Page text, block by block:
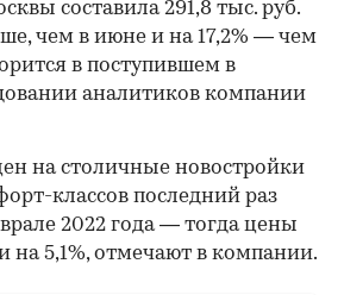
составила 291,8 тыс. руб.
чем в июне и на 17,2% — чем
в поступившем в
аналитиков компании
на столичные новостройки
классов последний раз
2022 года — тогда цены
на 5,1%, отмечают в компании.